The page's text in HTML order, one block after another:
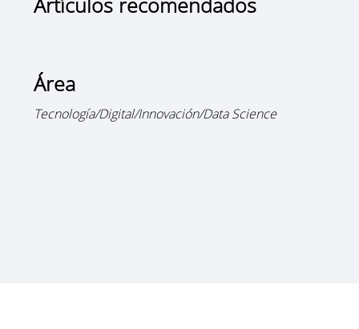
Área
Tecnología/Digital/Innovación/Data Science